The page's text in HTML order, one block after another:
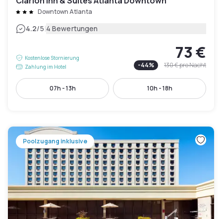
Downtown Atlanta
4.2/5|4 Bewertungen
Kostenlose Stornierung
Zahlung im Hotel
73 €
-44% 130 €pro Nacht
07h - 13h 10h - 18h
Poolzugang inklusive